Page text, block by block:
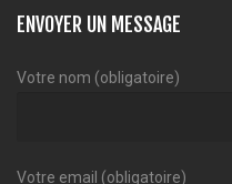
ENVOYER UN MESSAGE
Votre nom (obligatoire)
Votre email (obligatoire)